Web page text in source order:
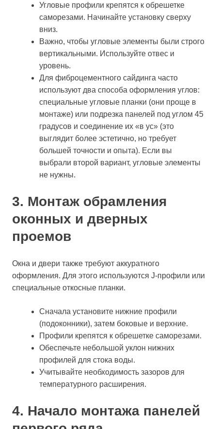
Угловые профили крепятся к обрешетке
саморезами. Начинайте установку сверху
вниз.
Важно, чтобы угловые элементы были строго
вертикальными. Используйте отвес и
уровень.
Для фиброцементного сайдинга часто
используют два способа оформления углов:
специальные угловые планки (они проще в
монтаже) или подрезка панелей под углом 45
градусов и соединение их «в ус» (это
выглядит более эстетично, но требует
большей точности и опыта). Если вы
выбрали второй вариант, угловые элементы
не нужны.
3. Монтаж обрамления
оконных и дверных
проемов
Окна и двери также требуют аккуратного
оформления. Для этого используются J-профили или
специальные откосные планки.
Сначала установите нижние профили
(подоконники), затем боковые и верхние.
Профили крепятся к обрешетке саморезами.
Обеспечьте небольшой уклон нижних
профилей для стока воды.
Учитывайте необходимость зазоров для
температурного расширения.
4. Начало монтажа панелей